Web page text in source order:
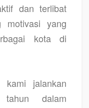
dan terlibat
motivasi yang
kota di
jalankan
dalam